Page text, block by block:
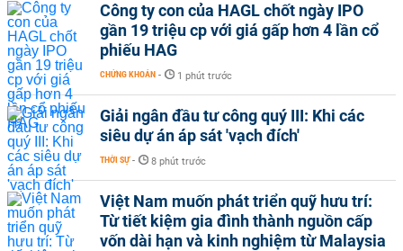
Công ty con của HAGL chốt ngày IPO
gần 19 triệu cp với giá gấp hơn 4 lần cổ
phiếu HAG
CHỨNG KHOÁN - 1 phút trước
Giải ngân đầu tư công quý III: Khi các
siêu dự án áp sát 'vạch đích'
THỜI SỰ - 8 phút trước
Việt Nam muốn phát triển quỹ hưu trí:
Từ tiết kiệm gia đình thành nguồn cấp
vốn dài hạn và kinh nghiệm từ Malaysia